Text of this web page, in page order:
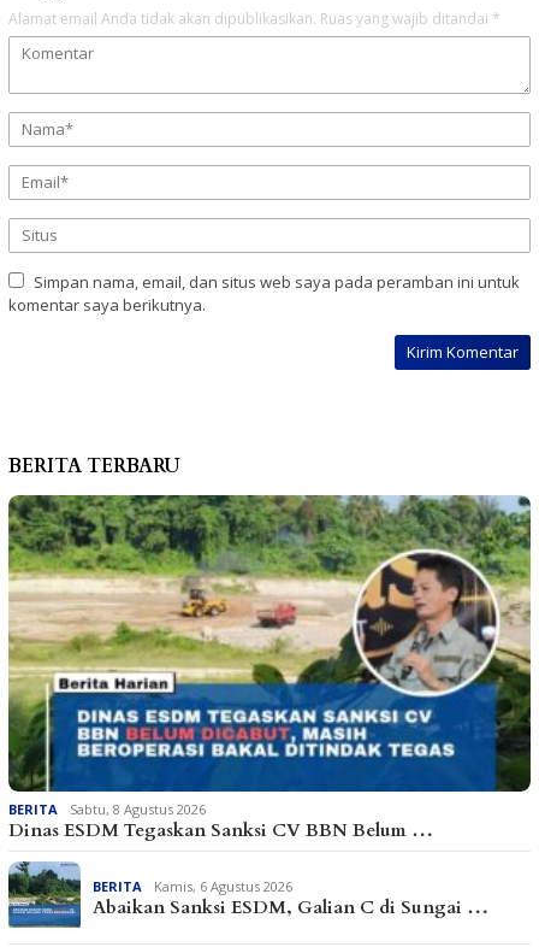
Alamat email Anda tidak akan dipublikasikan. Ruas yang wajib ditandai *
Simpan nama, email, dan situs web saya pada peramban ini untuk
komentar saya berikutnya.
BERITA TERBARU
BERITA Sabtu, 8 Agustus 2026
Dinas ESDM Tegaskan Sanksi CV BBN Belum …
BERITA Kamis, 6 Agustus 2026
Abaikan Sanksi ESDM, Galian C di Sungai …